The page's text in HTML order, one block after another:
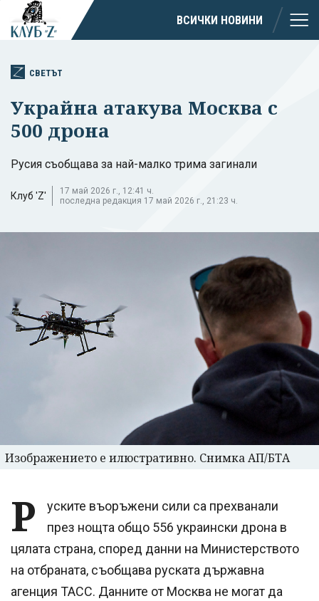
ВСИЧКИ НОВИНИ
СВЕТЪТ
Украйна атакува Москва с
500 дрона
Русия съобщава за най-малко трима загинали
Клуб 'Z'
17 май 2026 г., 12:41 ч.
последна редакция 17 май 2026 г., 21:23 ч.
Изображението е илюстративно. Снимка АП/БТА
Р
уските въоръжени сили са прехванали
през нощта общо 556 украински дрона в
цялата страна, според данни на Министерството
на отбраната, съобщава руската държавна
агенция ТАСС. Данните от Москва не могат да